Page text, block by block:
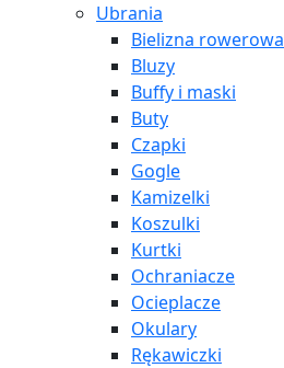
Ubrania
Bielizna rowerowa
Bluzy
Buffy i maski
Buty
Czapki
Gogle
Kamizelki
Koszulki
Kurtki
Ochraniacze
Ocieplacze
Okulary
Rękawiczki